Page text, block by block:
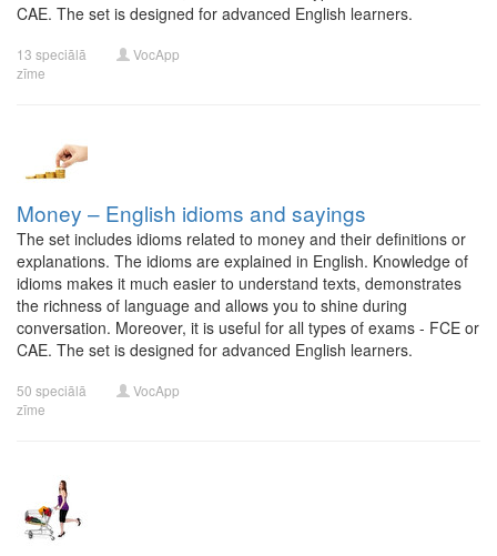
CAE. The set is designed for advanced English learners.
13 speciālā
zīme
VocApp
Money – English idioms and sayings
The set includes idioms related to money and their definitions or
explanations. The idioms are explained in English. Knowledge of
idioms makes it much easier to understand texts, demonstrates
the richness of language and allows you to shine during
conversation. Moreover, it is useful for all types of exams - FCE or
CAE. The set is designed for advanced English learners.
50 speciālā
zīme
VocApp